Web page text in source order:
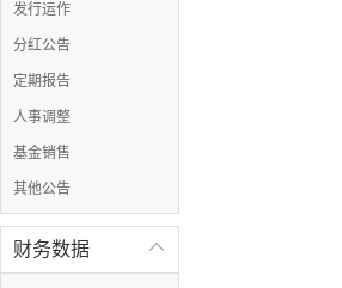
发行运作
分红公告
定期报告
人事调整
基金销售
其他公告

财务数据